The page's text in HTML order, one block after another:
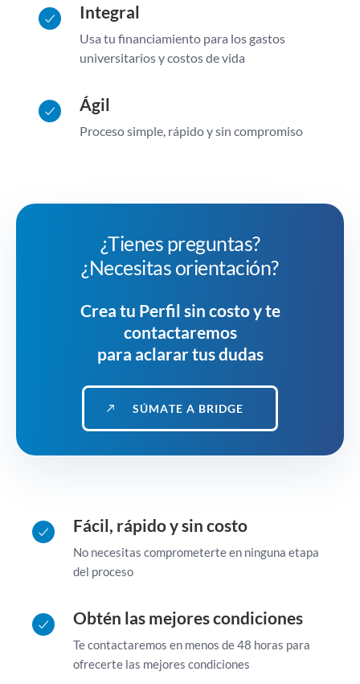
Integral
Usa tu financiamiento para los gastos
universitarios y costos de vida
Ágil
Proceso simple, rápido y sin compromiso
¿Tienes preguntas?
¿Necesitas orientación?
Crea tu Perfil sin costo y te
contactaremos
para aclarar tus dudas
SÚMATE A BRIDGE
Fácil, rápido y sin costo
No necesitas comprometerte en ninguna etapa
del proceso
Obtén las mejores condiciones
Te contactaremos en menos de 48 horas para
ofrecerte las mejores condiciones